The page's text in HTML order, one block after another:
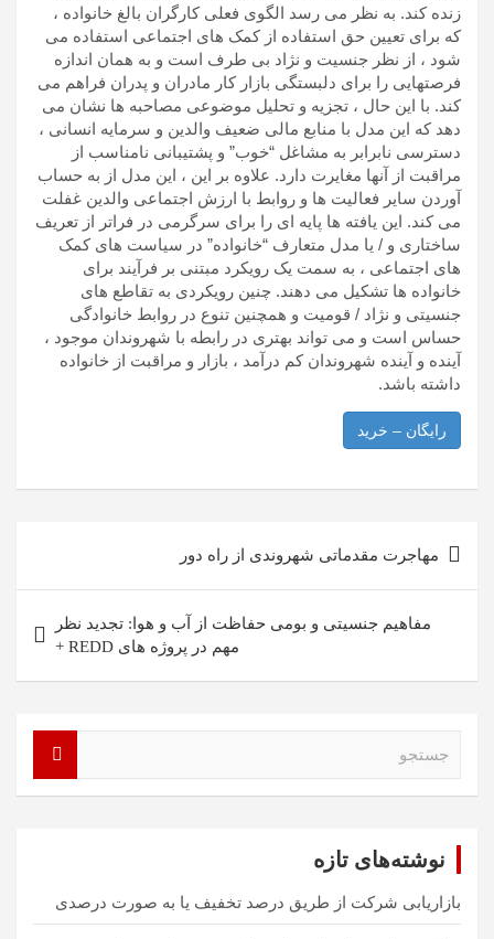
زنده کند. به نظر می رسد الگوی فعلی کارگران بالغ خانواده ،
که برای تعیین حق استفاده از کمک های اجتماعی استفاده می
شود ، از نظر جنسیت و نژاد بی طرف است و به همان اندازه
فرصتهایی را برای دلبستگی بازار کار مادران و پدران فراهم می
کند. با این حال ، تجزیه و تحلیل موضوعی مصاحبه ها نشان می
دهد که این مدل با منابع مالی ضعیف والدین و سرمایه انسانی ،
دسترسی نابرابر به مشاغل “خوب” و پشتیبانی نامناسب از
مراقبت از آنها مغایرت دارد. علاوه بر این ، این مدل از به حساب
آوردن سایر فعالیت ها و روابط با ارزش اجتماعی والدین غفلت
می کند. این یافته ها پایه ای را برای سرگرمی در فراتر از تعریف
ساختاری و / یا مدل متعارف “خانواده” در سیاست های کمک
های اجتماعی ، به سمت یک رویکرد مبتنی بر فرآیند برای
خانواده ها تشکیل می دهند. چنین رویکردی به تقاطع های
جنسیتی و نژاد / قومیت و همچنین تنوع در روابط خانوادگی
حساس است و می تواند بهتری در رابطه با شهروندان موجود ،
آینده و آینده شهروندان کم درآمد ، بازار و مراقبت از خانواده
داشته باشد.
رایگان – خرید
نوشته
مهاجرت مقدماتی شهروندی از راه دور
مفاهیم جنسیتی و بومی حفاظت از آب و هوا: تجدید نظر
مهم در پروژه های REDD +
نوشته‌های تازه
بازاریابی شرکت از طریق درصد تخفیف یا به صورت درصدی